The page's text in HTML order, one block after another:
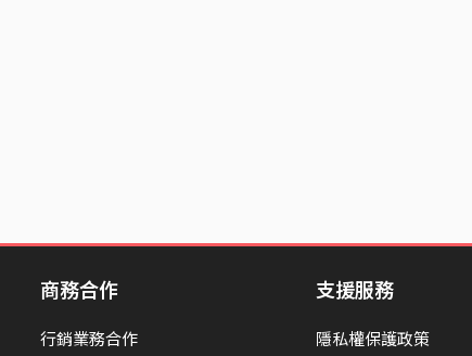
商務合作
行銷業務合作
支援服務
隱私權保護政策